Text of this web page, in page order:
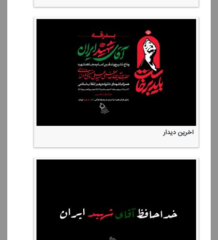
آخرین دیدار